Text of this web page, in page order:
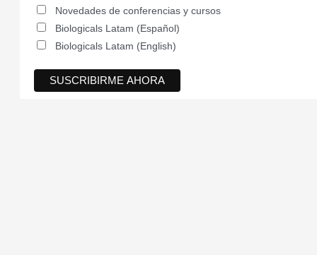
Novedades de conferencias y cursos
Biologicals Latam (Español)
Biologicals Latam (English)